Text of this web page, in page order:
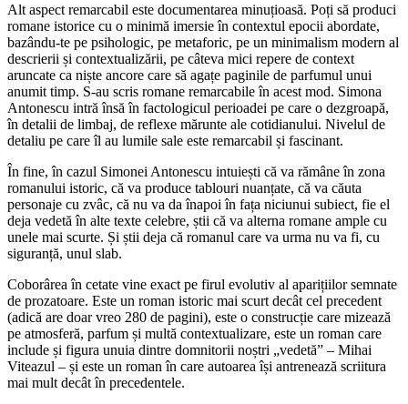
Alt aspect remarcabil este documentarea minuțioasă. Poți să produci
romane istorice cu o minimă imersie în contextul epocii abordate,
bazându-te pe psihologic, pe metaforic, pe un minimalism modern al
descrierii și contextualizării, pe câteva mici repere de context
aruncate ca niște ancore care să agațe paginile de parfumul unui
anumit timp. S-au scris romane remarcabile în acest mod. Simona
Antonescu intră însă în factologicul perioadei pe care o dezgroapă,
în detalii de limbaj, de reflexe mărunte ale cotidianului. Nivelul de
detaliu pe care îl au lumile sale este remarcabil și fascinant.
În fine, în cazul Simonei Antonescu intuiești că va rămâne în zona
romanului istoric, că va produce tablouri nuanțate, că va căuta
personaje cu zvâc, că nu va da înapoi în fața niciunui subiect, fie el
deja vedetă în alte texte celebre, știi că va alterna romane ample cu
unele mai scurte. Și știi deja că romanul care va urma nu va fi, cu
siguranță, unul slab.
Coborârea în cetate vine exact pe firul evolutiv al aparițiilor semnate
de prozatoare. Este un roman istoric mai scurt decât cel precedent
(adică are doar vreo 280 de pagini), este o construcție care mizează
pe atmosferă, parfum și multă contextualizare, este un roman care
include și figura unuia dintre domnitorii noștri „vedetă” – Mihai
Viteazul – și este un roman în care autoarea își antrenează scriitura
mai mult decât în precedentele.